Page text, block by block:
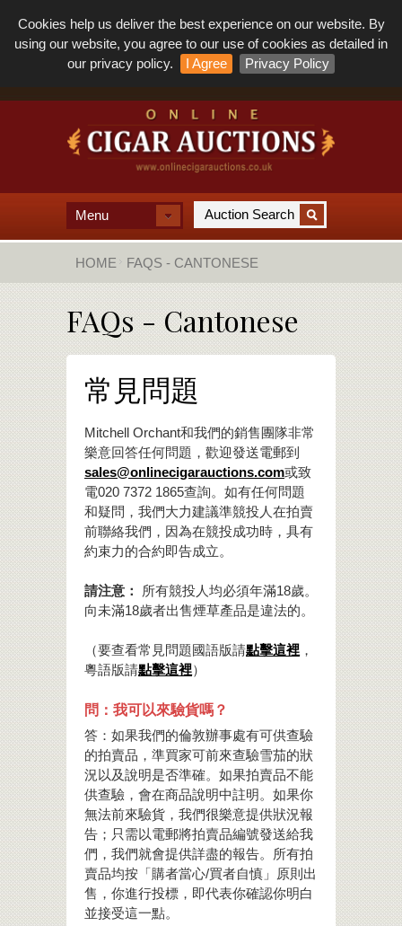
Cookies help us deliver the best experience on our website. By
using our website, you agree to our use of cookies as detailed in
our privacy policy.
I Agree Privacy Policy
Menu
HOME FAQS - CANTONESE
FAQs - Cantonese
常見問題
Mitchell Orchant和我們的銷售團隊非常
樂意回答任何問題，歡迎發送電郵到
sales@onlinecigarauctions.com或致
電020 7372 1865查詢。如有任何問題
和疑問，我們大力建議準競投人在拍賣
前聯絡我們，因為在競投成功時，具有
約束力的合約即告成立。
請注意：
所有競投人均必須年滿18歲。
向未滿18歲者出售煙草產品是違法的。
（要查看常見問題國語版請點擊這裡 ，
粵語版請點擊這裡）
問：我可以來驗貨嗎？
答：如果我們的倫敦辦事處有可供查驗
的拍賣品，準買家可前來查驗雪茄的狀
況以及說明是否準確。如果拍賣品不能
供查驗，會在商品說明中註明。如果你
無法前來驗貨，我們很樂意提供狀況報
告；只需以電郵將拍賣品編號發送給我
們，我們就會提供詳盡的報告。所有拍
賣品均按「購者當心/買者自慎」原則出
售，你進行投標，即代表你確認你明白
並接受這一點。